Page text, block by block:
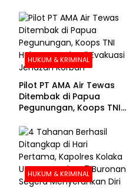
HUKUM & KRIMINAL
Pilot PT AMA Air Tewas
Ditembak di Papua
Pegunungan, Koops TNI
Evakuasi Jenazah
Korban
HUKUM & KRIMINAL